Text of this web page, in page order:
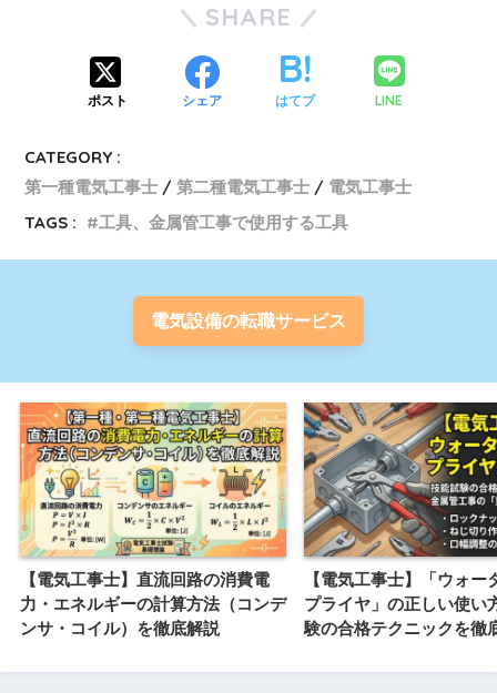
SHARE
ポスト シェア はてブ LINE
CATEGORY :
第一種電気工事士
第二種電気工事士
電気工事士
TAGS :
工具、金属管工事で使用する工具
電気設備の転職サービス
【電気工事士】直流回路の消費電
力・エネルギーの計算方法（コンデ
ンサ・コイル）を徹底解説
【電気工事士】「ウォー
プライヤ」の正しい使い
験の合格テクニックを徹